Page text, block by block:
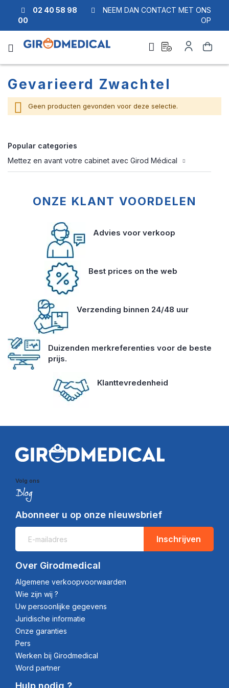
02 40 58 98
00
NEEM DAN CONTACT MET ONS
OP
Zoek
quote
Gevarieerd Zwachtel
Geen producten gevonden voor deze selectie.
Popular categories
Mettez en avant votre cabinet avec Girod Médical
ONZE KLANT VOORDELEN
Advies voor verkoop
Best prices on the web
Verzending binnen 24/48 uur
Duizenden merkreferenties voor de beste
prijs.
Klanttevredenheid
Volg ons
Abonneer u op onze nieuwsbrief
Inschrijven
Over Girodmedical
Algemene verkoopvoorwaarden
Wie zijn wij ?
Uw persoonlijke gegevens
Juridische informatie
Onze garanties
Pers
Werken bij Girodmedical
Word partner
Hulp nodig ?